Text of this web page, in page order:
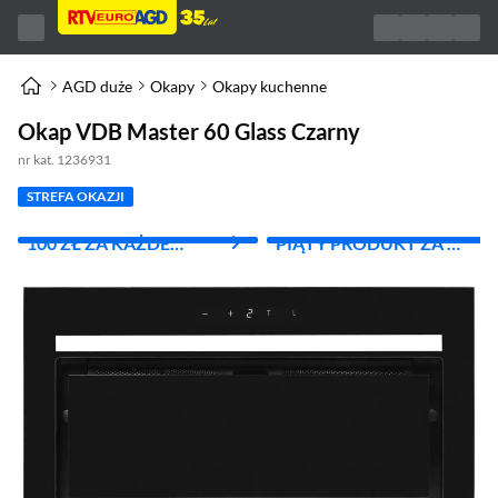
AGD duże Okapy Okapy kuchenne
Okap VDB Master 60 Glass Czarny
nr kat. 1236931
STREFA OKAZJI
100 ZŁ ZA KAŻDE
PIĄTY PRODUKT ZA 1